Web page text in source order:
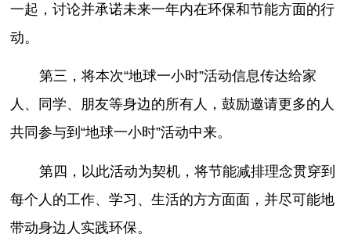
一起，讨论并承诺未来一年内在环保和节能方面的行
动。
第三，将本次“地球一小时”活动信息传达给家
人、同学、朋友等身边的所有人，鼓励邀请更多的人
共同参与到“地球一小时”活动中来。
第四，以此活动为契机，将节能减排理念贯穿到
每个人的工作、学习、生活的方方面面，并尽可能地
带动身边人实践环保。